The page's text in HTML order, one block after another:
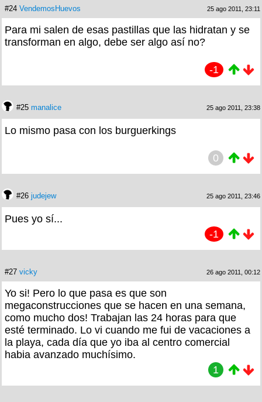
#24 VendemosHuevos 25 ago 2011, 23:11
Para mi salen de esas pastillas que las hidratan y se
transforman en algo, debe ser algo así no?
-1
#25 manalice 25 ago 2011, 23:38
Lo mismo pasa con los burguerkings
0
#26 judejew 25 ago 2011, 23:46
Pues yo sí...
-1
#27 vicky 26 ago 2011, 00:12
Yo si! Pero lo que pasa es que son
megaconstrucciones que se hacen en una semana,
como mucho dos! Trabajan las 24 horas para que
esté terminado. Lo vi cuando me fui de vacaciones a
la playa, cada día que yo iba al centro comercial
habia avanzado muchísimo.
1